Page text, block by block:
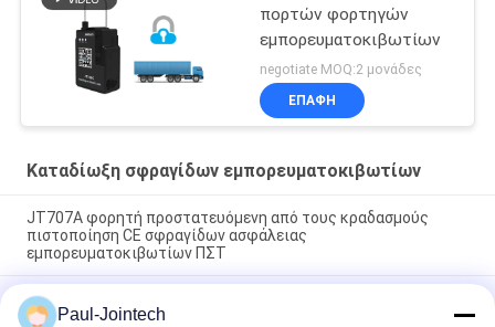
πορτών φορτηγών
εμπορευματοκιβωτίων
negotiate MOQ:2 μονάδες
ΕΠΑΦΉ
Καταδίωξη σφραγίδων εμπορευματοκιβωτίων
JT707A φορητή προστατευόμενη από τους κραδασμούς
πιστοποίηση CE σφραγίδων ασφάλειας
εμπορευματοκιβωτίων ΠΣΤ
Εμπορευματοκιβώτιο ιχνηλατών 4G ΠΣΤ προτερημάτων
λουκέτων μαγνητών που εντοπίζει την ηλεκτρονική
Paul-Jointech